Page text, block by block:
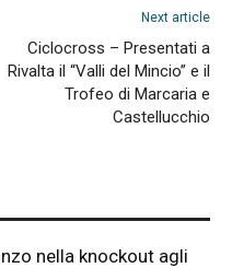
Next article
Ciclocross – Presentati a
Rivalta il “Valli del Mincio” e il
Trofeo di Marcaria e
Castellucchio
nella knockout agli